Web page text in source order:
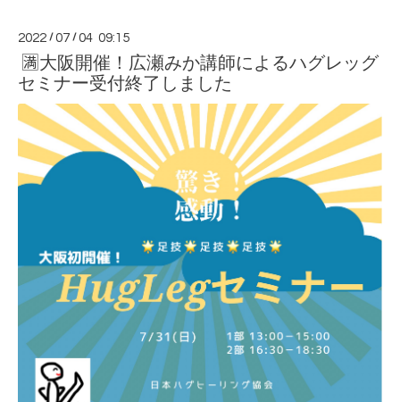
2022 /07 /04 09:15
🈵大阪開催！広瀬みか講師によるハグレッグ
セミナー受付終了しました